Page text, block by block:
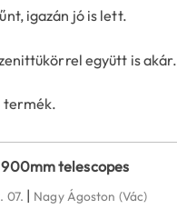
igazán jó is lett.
együtt is akár.
termék.
telescopes
07. | Nagy Ágoston (Vác)